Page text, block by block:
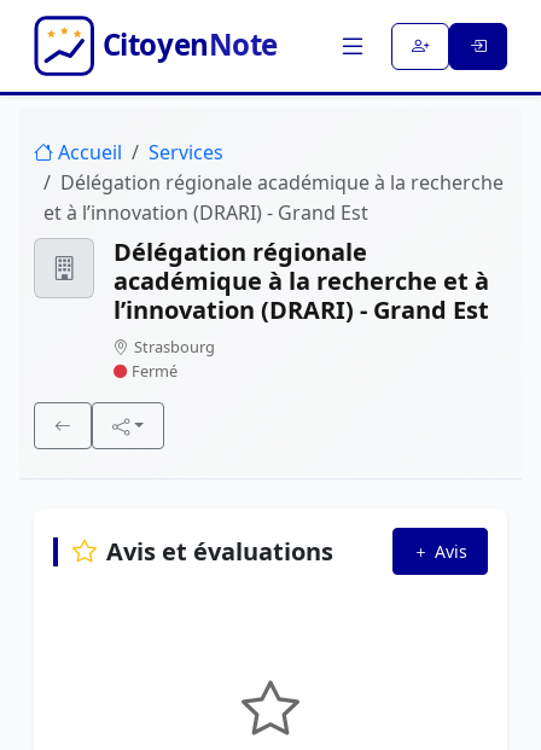
Accueil
Services
Délégation régionale académique à la recherche
et à l’innovation (DRARI) - Grand Est
Délégation régionale
académique à la recherche et à
l’innovation (DRARI) - Grand Est
Strasbourg
Fermé
Avis et évaluations Avis